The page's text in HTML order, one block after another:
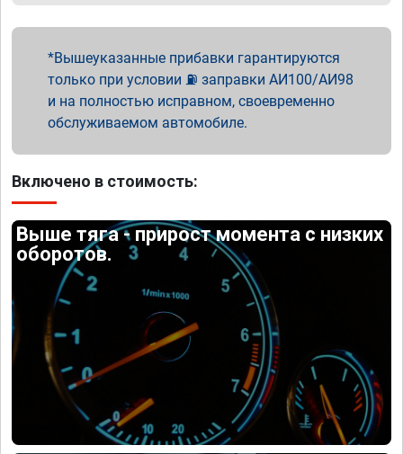
Вышеуказанные прибавки гарантируются
только при условии ⛽ заправки АИ100/АИ98
и на полностью исправном, своевременно
обслуживаемом автомобиле.
Включено в стоимость:
Выше тяга - прирост момента с низких
оборотов.